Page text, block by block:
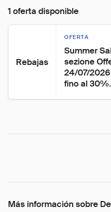
1 oferta disponible
Rebajas
OFERTA
Summer
sezione
24/07/
fino al 30%.
Más información sobre